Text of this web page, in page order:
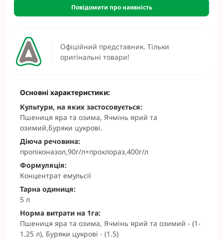
Офіційний представник. Тільки
оригінальні товари!
Повідомити про наявність
Основні характеристики:
Культури, на яких застосовується:
Пшениця яра та озима, Ячмінь ярий та
озимий,Буряки цукрові.
Діюча речовина:
пропіконазол,90г/л+прохлораз,400г/л
Формуляція:
Концентрат емульсії
Тарна одиниця:
5 л
Норма витрати на 1га:
Пшениця яра та озима, Ячмінь ярий та озимий - (1-
1.25 л), Буряки цукрові - (1.5)